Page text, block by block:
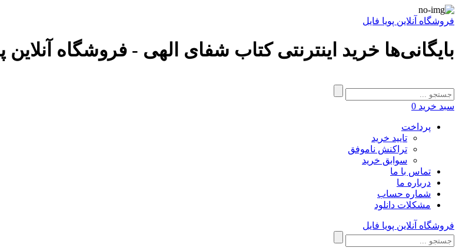
فروشگاه آنلاین پویا فایل
بایگانی‌ها خرید اینترنتی کتاب شفای الهی - فروشگاه آنلاین
سبد خرید 0
پرداخت
تایید خرید
تراکنش ناموفق
سوابق خرید
تماس با ما
درباره ما
شماره حساب
مشکلات دانلود
فروشگاه آنلاین پویا فایل